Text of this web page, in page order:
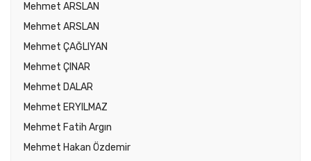
Mehmet ARSLAN
Mehmet ARSLAN
Mehmet ÇAĞLIYAN
Mehmet ÇINAR
Mehmet DALAR
Mehmet ERYILMAZ
Mehmet Fatih Argın
Mehmet Hakan Özdemir